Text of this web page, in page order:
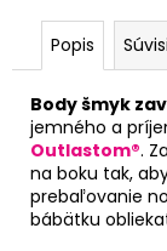
Popis
Body šmyk
jemného a
Outlastom®.
na boku tak,
prebaľovanie
bábätku